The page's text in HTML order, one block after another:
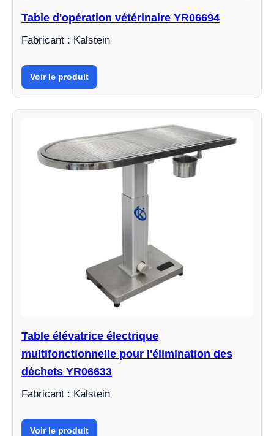
Table d'opération vétérinaire YR06694
Fabricant : Kalstein
Voir le produit
Table élévatrice électrique
multifonctionnelle pour l'élimination des
déchets YR06633
Fabricant : Kalstein
Voir le produit